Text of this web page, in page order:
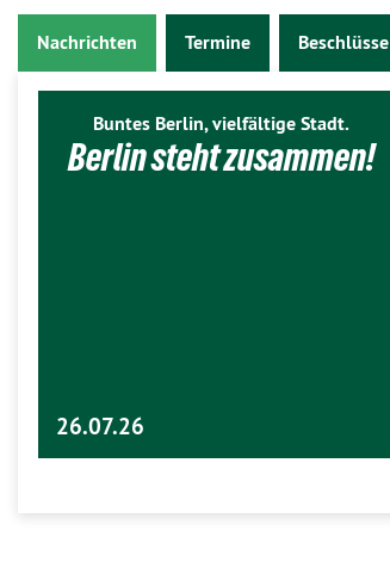
Nachrichten Termine Beschlüsse
Buntes Berlin, vielfältige Stadt.
Berlin steht zusammen!
26.07.26